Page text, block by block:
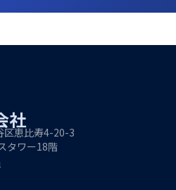
社
区恵比寿4-20-3
タワー18階